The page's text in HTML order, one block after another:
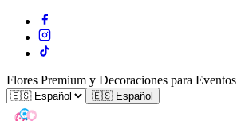
Flores Premium y Decoraciones para Eventos
🇪🇸 Español